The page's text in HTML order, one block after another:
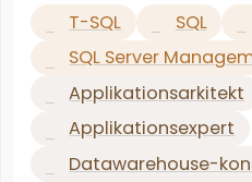
T-SQL SQL
SQL Server
Applikationsarkitekt
Applikationsexpert
Datawarehouse-